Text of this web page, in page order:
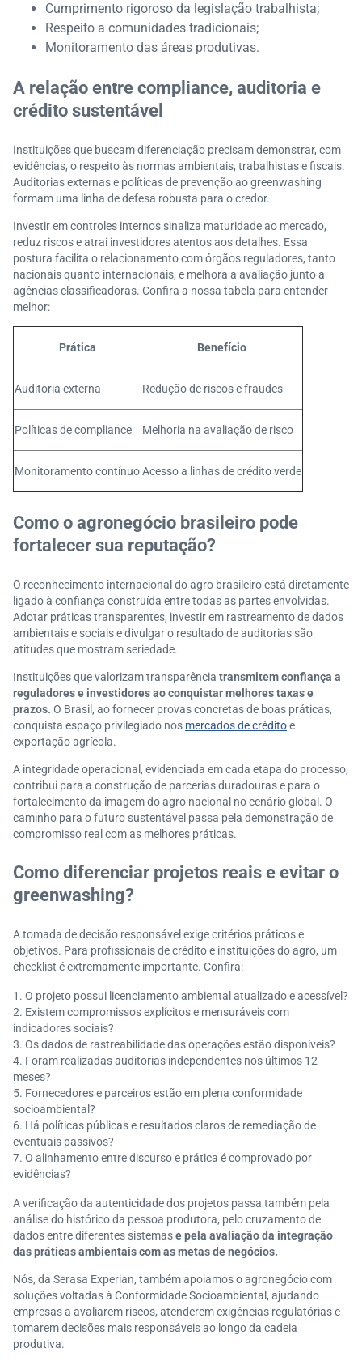
Cumprimento rigoroso da legislação trabalhista;
Respeito a comunidades tradicionais;
Monitoramento das áreas produtivas.
A relação entre compliance, auditoria e
crédito sustentável
Instituições que buscam diferenciação precisam demonstrar, com
evidências, o respeito às normas ambientais, trabalhistas e fiscais.
Auditorias externas e políticas de prevenção ao greenwashing
formam uma linha de defesa robusta para o credor.
Investir em controles internos sinaliza maturidade ao mercado,
reduz riscos e atrai investidores atentos aos detalhes. Essa
postura facilita o relacionamento com órgãos reguladores, tanto
nacionais quanto internacionais, e melhora a avaliação junto a
agências classificadoras. Confira a nossa tabela para entender
melhor:
Prática Benefício
Auditoria externa Redução de riscos e fraudes
Políticas de compliance Melhoria na avaliação de risco
Monitoramento contínuoAcesso a linhas de crédito verde
Como o agronegócio brasileiro pode
fortalecer sua reputação?
O reconhecimento internacional do agro brasileiro está diretamente
ligado à confiança construída entre todas as partes envolvidas.
Adotar práticas transparentes, investir em rastreamento de dados
ambientais e sociais e divulgar o resultado de auditorias são
atitudes que mostram seriedade.
Instituições que valorizam transparência transmitem confiança a
reguladores e investidores ao conquistar melhores taxas e
prazos. O Brasil, ao fornecer provas concretas de boas práticas,
conquista espaço privilegiado nos mercados de créditoe
exportação agrícola.
A integridade operacional, evidenciada em cada etapa do processo,
contribui para a construção de parcerias duradouras e para o
fortalecimento da imagem do agro nacional no cenário global. O
caminho para o futuro sustentável passa pela demonstração de
compromisso real com as melhores práticas.
Como diferenciar projetos reais e evitar o
greenwashing?
A tomada de decisão responsável exige critérios práticos e
objetivos. Para profissionais de crédito e instituições do agro, um
checklist é extremamente importante. Confira:
O projeto possui licenciamento ambiental atualizado e acessível?
Existem compromissos explícitos e mensuráveis com
indicadores sociais?
Os dados de rastreabilidade das operações estão disponíveis?
Foram realizadas auditorias independentes nos últimos 12
meses?
Fornecedores e parceiros estão em plena conformidade
socioambiental?
Há políticas públicas e resultados claros de remediação de
eventuais passivos?
O alinhamento entre discurso e prática é comprovado por
evidências?
A verificação da autenticidade dos projetos passa também pela
análise do histórico da pessoa produtora, pelo cruzamento de
dados entre diferentes sistemase pela avaliação da integração
das práticas ambientais com as metas de negócios.
Nós, da Serasa Experian, também apoiamos o agronegócio com
soluções voltadas à Conformidade Socioambiental, ajudando
empresas a avaliarem riscos, atenderem exigências regulatórias e
tomarem decisões mais responsáveis ao longo da cadeia
produtiva.